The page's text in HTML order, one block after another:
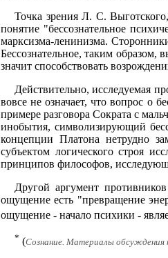
Точка зрения Л. С.
понятие "бессознательное
марксизма-ленинизма.
Бессознательное, таким образом,
значит способствовать
Действительно, исследуемая
вовсе не означает, что вопрос о
примере разговора Сократа с
инобытия, символизирующий
концепции Платона нетрудно
субъектом логического строя
принципов философов,
Другой аргумент
ощущение есть "превращение
ощущение - начало психики -
* (Сознание. Материалы обсуждения